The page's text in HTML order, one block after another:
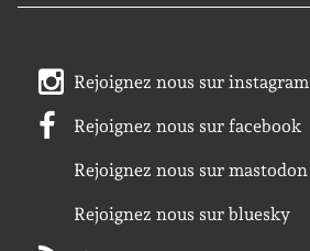
Rejoignez nous sur instagram
Rejoignez nous sur facebook
Rejoignez nous sur mastodon
Rejoignez nous sur bluesky